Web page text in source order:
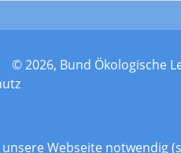
© 2026, Bund Ökologische
Webseite notwendig